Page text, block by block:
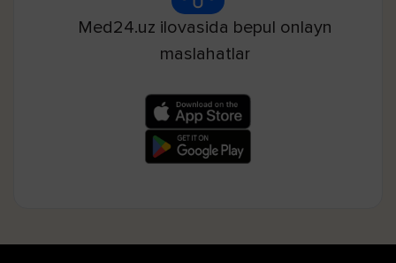
Med24.uz ilovasida bepul onlayn
maslahatlar